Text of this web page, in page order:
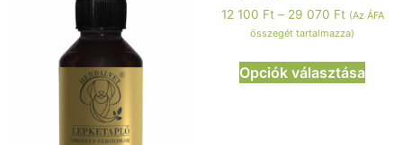
12 100 Ft – 29 070 Ft (Az ÁFA
összegét tartalmazza)
Opciók választása